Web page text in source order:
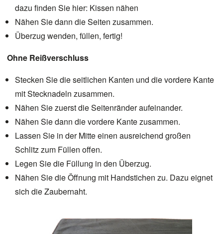
dazu finden Sie hier: Kissen nähen
Nähen Sie dann die Seiten zusammen.
Überzug wenden, füllen, fertig!
Ohne Reißverschluss
Stecken Sie die seitlichen Kanten und die vordere Kante
mit Stecknadeln zusammen.
Nähen Sie zuerst die Seitenränder aufeinander.
Nähen Sie dann die vordere Kante zusammen.
Lassen Sie in der Mitte einen ausreichend großen
Schlitz zum Füllen offen.
Legen Sie die Füllung in den Überzug.
Nähen Sie die Öffnung mit Handstichen zu. Dazu eignet
sich dieZaubernaht.